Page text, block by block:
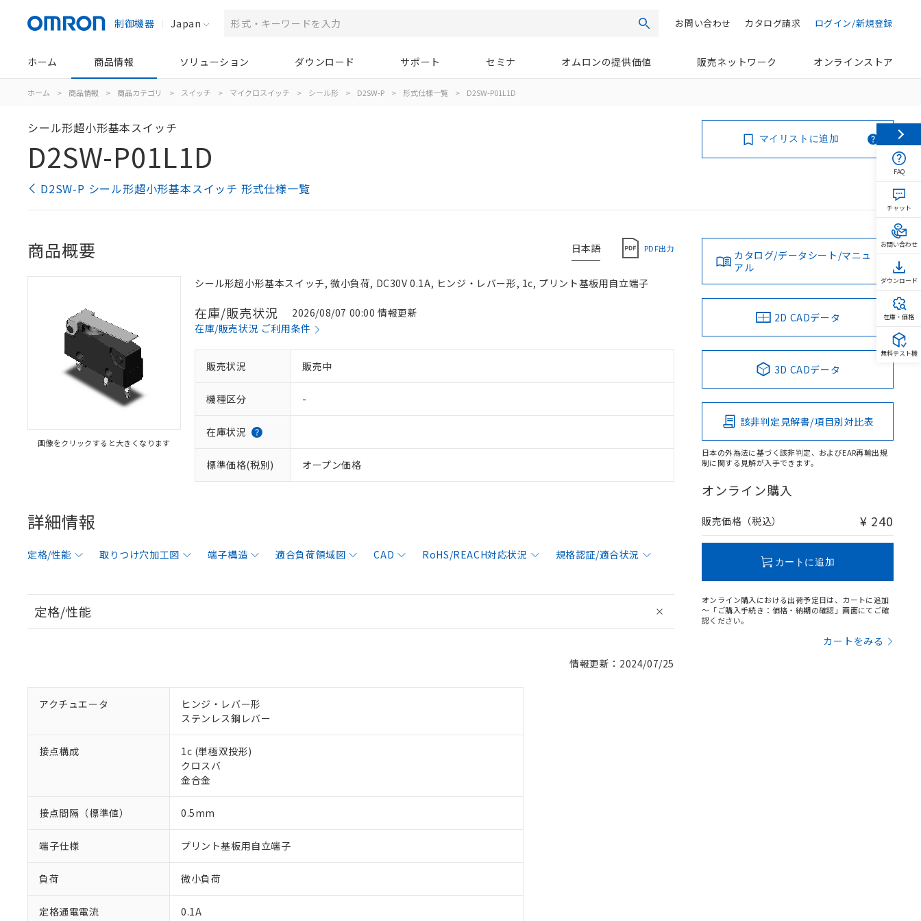
制御機器 Japan 検索 ログイン/新規登録
カタログ請求
お問い合わせ
ホーム 商品情報 ソリューション ダウンロード サポート セミナ オムロンの提供価値 販売ネットワーク オンラインストア
ホーム > 商品情報 > 商品カテゴリ > スイッチ > マイクロスイッチ > シール形 > D2SW-P > 形式仕様一覧 > D2SW-P01L1D
シール形超小形基本スイッチ
D2SW-P01L1D
D2SW-P シール形超小形基本スイッチ 形式仕様一覧
マイリストに追加
日本語 PDF出力
商品概要
画像をクリックすると大きくなります
シール形超小形基本スイッチ, 微小負荷, DC30V 0.1A, ヒンジ・レバー形, 1c, プリント基板用自立端子
在庫/販売状況
2026/08/07 00:00 情報更新
在庫/販売状況 ご利用条件
販売状況 販売中
機種区分 -
在庫状況
標準価格(税別) オープン価格
詳細情報
定格/性能 取りつけ穴加工図 端子構造 適合負荷領域図 CAD RoHS/REACH対応状況 規格認証/適合状況
定格/性能
情報更新：2024/07/25
アクチュエータ
ヒンジ・レバー形
ステンレス鋼レバー
接点構成
1c (単極双投形)
クロスバ
金合金
接点間隔（標準値） 0.5mm
端子仕様 プリント基板用自立端子
負荷 微小負荷
定格通電電流 0.1A
カタログ/データシート/マニュ
アル
2D CADデータ
3D CADデータ
該非判定見解書/項目別対比表
日本の外為法に基づく該非判定、およびEAR再輸出規
制に関する見解が入手できます。
オンライン購入
販売価格（税込） ¥ 240
カートに追加
オンライン購入における出荷予定日は、カートに追加
～「ご購入手続き：価格・納期の確認」画面にてご確
認ください。
カートをみる
FAQ
チャット
お問い合わせ
ダウンロード
在庫・価格
無料テスト機